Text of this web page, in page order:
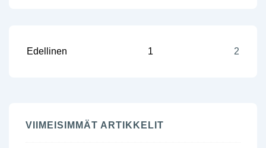
Artikkelien
Edellinen 1 2
VIIMEISIMMÄT ARTIKKELIT